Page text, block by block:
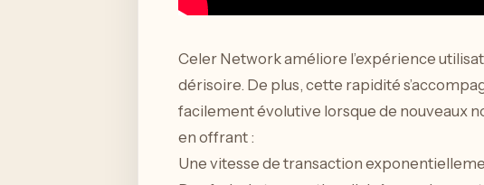
Celer Network améliore l’expérience
dérisoire. De plus, cette rapidité
facilement évolutive lorsque de nouveaux
en offrant :
Une vitesse de transaction